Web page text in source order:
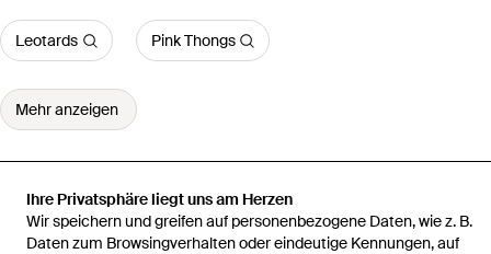
Ihre Privatsphäre liegt uns am Herzen
Wir speichern und greifen auf personenbezogene Daten, wie z. B.
Daten zum Browsingverhalten oder eindeutige Kennungen, auf
Leotards Pink Thongs
Mehr anzeigen
Startseite Damen Dessous Trendyol Bh